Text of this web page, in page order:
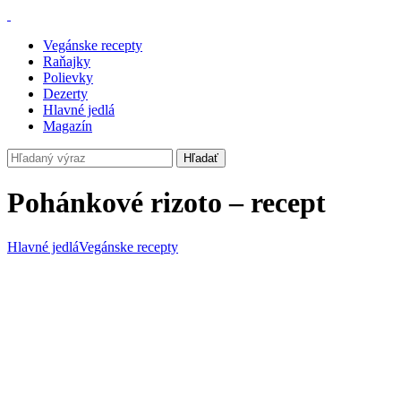
Vegánske recepty
Raňajky
Polievky
Dezerty
Hlavné jedlá
Magazín
Hľadať
Pohánkové rizoto – recept
Hlavné jedláVegánske recepty